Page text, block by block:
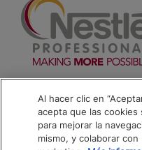
Aviso de Cookies
Politica De Privacidad
Al hacer clic en
acepta que las
para mejorar la
mismo, y colaborar